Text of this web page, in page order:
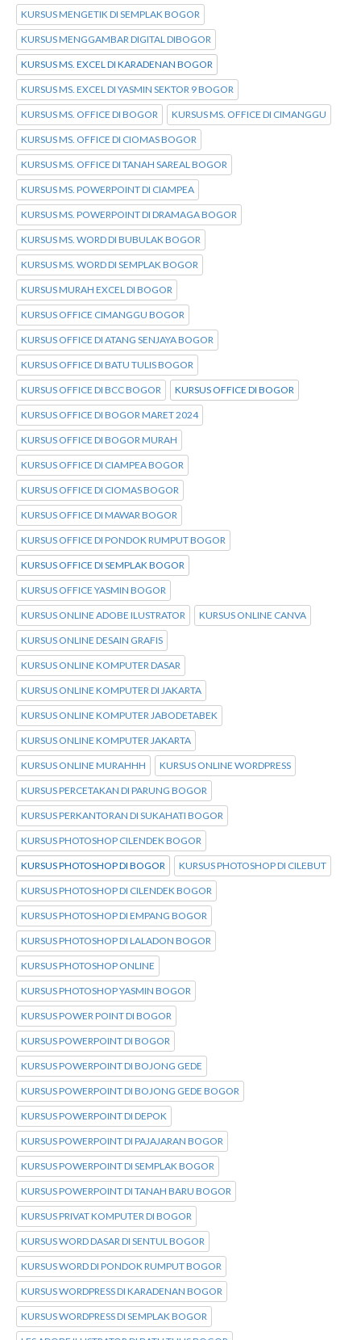
KURSUS MENGETIK DI SEMPLAK BOGOR
KURSUS MENGGAMBAR DIGITAL DIBOGOR
KURSUS MS. EXCEL DI KARADENAN BOGOR
KURSUS MS. EXCEL DI YASMIN SEKTOR 9 BOGOR
KURSUS MS. OFFICE DI BOGOR KURSUS MS. OFFICE DI CIMANGGU
KURSUS MS. OFFICE DI CIOMAS BOGOR
KURSUS MS. OFFICE DI TANAH SAREAL BOGOR
KURSUS MS. POWERPOINT DI CIAMPEA
KURSUS MS. POWERPOINT DI DRAMAGA BOGOR
KURSUS MS. WORD DI BUBULAK BOGOR
KURSUS MS. WORD DI SEMPLAK BOGOR
KURSUS MURAH EXCEL DI BOGOR
KURSUS OFFICE CIMANGGU BOGOR
KURSUS OFFICE DI ATANG SENJAYA BOGOR
KURSUS OFFICE DI BATU TULIS BOGOR
KURSUS OFFICE DI BCC BOGOR KURSUS OFFICE DI BOGOR
KURSUS OFFICE DI BOGOR MARET 2024
KURSUS OFFICE DI BOGOR MURAH
KURSUS OFFICE DI CIAMPEA BOGOR
KURSUS OFFICE DI CIOMAS BOGOR
KURSUS OFFICE DI MAWAR BOGOR
KURSUS OFFICE DI PONDOK RUMPUT BOGOR
KURSUS OFFICE DI SEMPLAK BOGOR
KURSUS OFFICE YASMIN BOGOR
KURSUS ONLINE ADOBE ILUSTRATOR KURSUS ONLINE CANVA
KURSUS ONLINE DESAIN GRAFIS
KURSUS ONLINE KOMPUTER DASAR
KURSUS ONLINE KOMPUTER DI JAKARTA
KURSUS ONLINE KOMPUTER JABODETABEK
KURSUS ONLINE KOMPUTER JAKARTA
KURSUS ONLINE MURAHHH KURSUS ONLINE WORDPRESS
KURSUS PERCETAKAN DI PARUNG BOGOR
KURSUS PERKANTORAN DI SUKAHATI BOGOR
KURSUS PHOTOSHOP CILENDEK BOGOR
KURSUS PHOTOSHOP DI BOGOR KURSUS PHOTOSHOP DI CILEBUT
KURSUS PHOTOSHOP DI CILENDEK BOGOR
KURSUS PHOTOSHOP DI EMPANG BOGOR
KURSUS PHOTOSHOP DI LALADON BOGOR
KURSUS PHOTOSHOP ONLINE
KURSUS PHOTOSHOP YASMIN BOGOR
KURSUS POWER POINT DI BOGOR
KURSUS POWERPOINT DI BOGOR
KURSUS POWERPOINT DI BOJONG GEDE
KURSUS POWERPOINT DI BOJONG GEDE BOGOR
KURSUS POWERPOINT DI DEPOK
KURSUS POWERPOINT DI PAJAJARAN BOGOR
KURSUS POWERPOINT DI SEMPLAK BOGOR
KURSUS POWERPOINT DI TANAH BARU BOGOR
KURSUS PRIVAT KOMPUTER DI BOGOR
KURSUS WORD DASAR DI SENTUL BOGOR
KURSUS WORD DI PONDOK RUMPUT BOGOR
KURSUS WORDPRESS DI KARADENAN BOGOR
KURSUS WORDPRESS DI SEMPLAK BOGOR